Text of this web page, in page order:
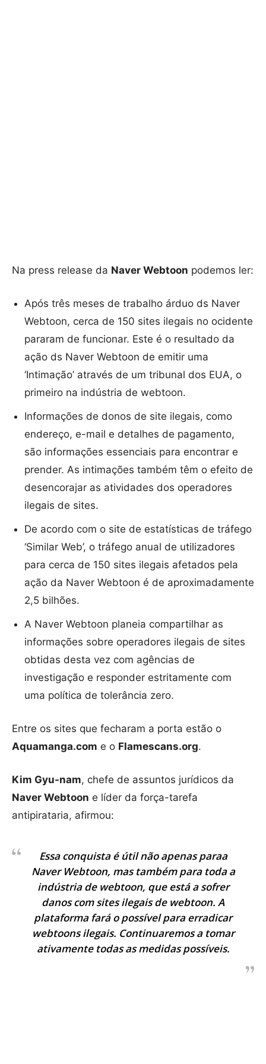
Na press release da Naver Webtoon podemos ler:
Após três meses de trabalho árduo ds Naver
Webtoon, cerca de 150 sites ilegais no ocidente
pararam de funcionar. Este é o resultado da
ação ds Naver Webtoon de emitir uma
‘Intimação’ através de um tribunal dos EUA, o
primeiro na indústria de webtoon.
Informações de donos de site ilegais, como
endereço, e-mail e detalhes de pagamento,
são informações essenciais para encontrar e
prender. As intimações também têm o efeito de
desencorajar as atividades dos operadores
ilegais de sites.
De acordo com o site de estatísticas de tráfego
‘Similar Web’, o tráfego anual de utilizadores
para cerca de 150 sites ilegais afetados pela
ação da Naver Webtoon é de aproximadamente
2,5 bilhões.
A Naver Webtoon planeia compartilhar as
informações sobre operadores ilegais de sites
obtidas desta vez com agências de
investigação e responder estritamente com
uma política de tolerância zero.
Entre os sites que fecharam a porta estão o
Aquamanga.com e o Flamescans.org.
Kim Gyu-nam, chefe de assuntos jurídicos da
Naver Webtoon e líder da força-tarefa
antipirataria, afirmou:
Essa conquista é útil não apenas paraa
Naver Webtoon, mas também para toda a
indústria de webtoon, que está a sofrer
danos com sites ilegais de webtoon. A
plataforma fará o possível para erradicar
webtoons ilegais. Continuaremos a tomar
ativamente todas as medidas possíveis.